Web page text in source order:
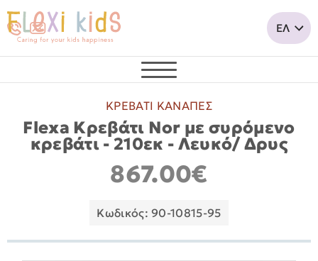
ΚΡΕΒΑΤΙ ΚΑΝΑΠΕΣ
Flexa Κρεβάτι Nor με συρόμενο
κρεβάτι - 210εκ - Λευκό/ Δρυς
867.00€
Κωδικός: 90-10815-95